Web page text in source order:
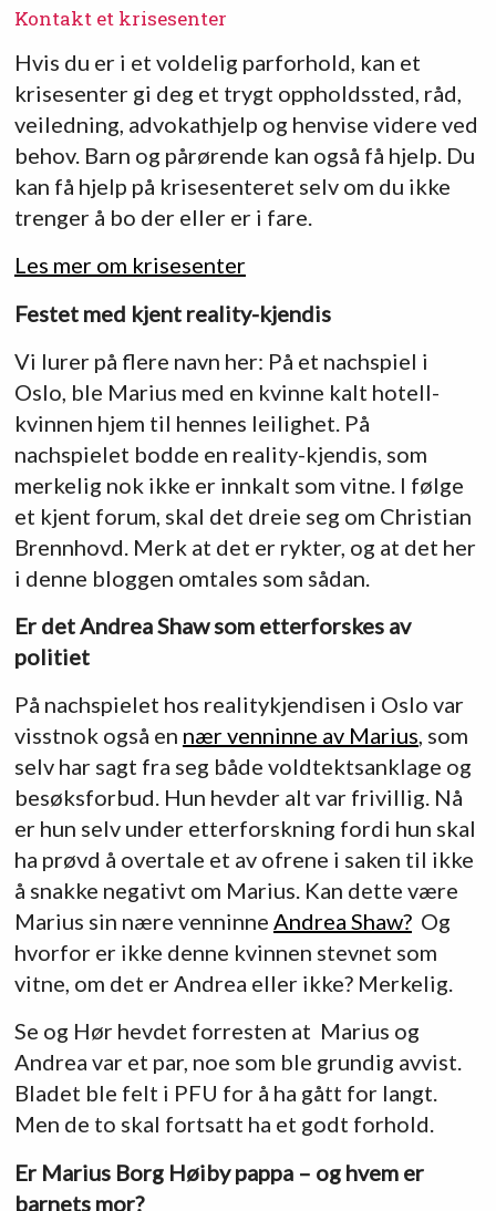
Kontakt et krisesenter
Hvis du er i et voldelig parforhold, kan et
krisesenter gi deg et trygt oppholdssted, råd,
veiledning, advokathjelp og henvise videre ved
behov. Barn og pårørende kan også få hjelp. Du
kan få hjelp på krisesenteret selv om du ikke
trenger å bo der eller er i fare.
Les mer om krisesenter
Festet med kjent reality-kjendis
Vi lurer på flere navn her: På et nachspiel i
Oslo, ble Marius med en kvinne kalt hotell-
kvinnen hjem til hennes leilighet. På
nachspielet bodde en reality-kjendis, som
merkelig nok ikke er innkalt som vitne. I følge
et kjent forum, skal det dreie seg om Christian
Brennhovd. Merk at det er rykter, og at det her
i denne bloggen omtales som sådan.
Er det Andrea Shaw som etterforskes av
politiet
På nachspielet hos realitykjendisen i Oslo var
visstnok også en nær venninne av Marius, som
selv har sagt fra seg både voldtektsanklage og
besøksforbud. Hun hevder alt var frivillig. Nå
er hun selv under etterforskning fordi hun skal
ha prøvd å overtale et av ofrene i saken til ikke
å snakke negativt om Marius. Kan dette være
Marius sin nære venninne Andrea Shaw?Og
hvorfor er ikke denne kvinnen stevnet som
vitne, om det er Andrea eller ikke? Merkelig.
Se og Hør hevdet forresten at Marius og
Andrea var et par, noe som ble grundig avvist.
Bladet ble felt i PFU for å ha gått for langt.
Men de to skal fortsatt ha et godt forhold.
Er Marius Borg Høiby pappa – og hvem er
barnets mor?